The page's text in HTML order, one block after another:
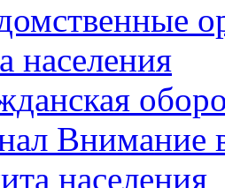
населения
Внимание
населения